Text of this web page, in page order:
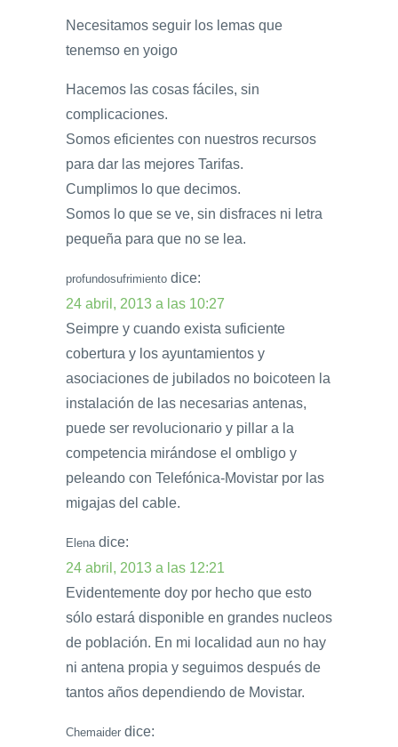
Necesitamos seguir los lemas que
tenemso en yoigo
Hacemos las cosas fáciles, sin
complicaciones.
Somos eficientes con nuestros recursos
para dar las mejores Tarifas.
Cumplimos lo que decimos.
Somos lo que se ve, sin disfraces ni letra
pequeña para que no se lea.
profundosufrimiento dice:
24 abril, 2013 a las 10:27
Seimpre y cuando exista suficiente
cobertura y los ayuntamientos y
asociaciones de jubilados no boicoteen la
instalación de las necesarias antenas,
puede ser revolucionario y pillar a la
competencia mirándose el ombligo y
peleando con Telefónica-Movistar por las
migajas del cable.
Elena dice:
24 abril, 2013 a las 12:21
Evidentemente doy por hecho que esto
sólo estará disponible en grandes nucleos
de población. En mi localidad aun no hay
ni antena propia y seguimos después de
tantos años dependiendo de Movistar.
Chemaider dice: